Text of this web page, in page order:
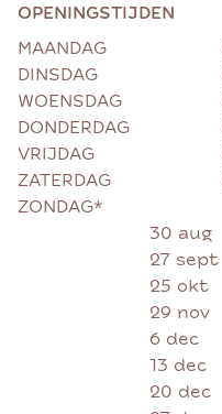
OPENINGSTIJDEN
MAANDAG
DINSDAG
WOENSDAG
DONDERDAG
VRIJDAG
ZATERDAG
ZONDAG*
30 aug
27 sept
25 okt
29 nov
6 dec
13 dec
20 dec